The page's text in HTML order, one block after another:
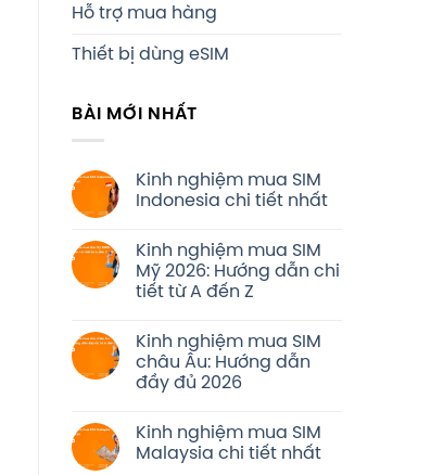
Hỗ trợ mua hàng
Thiết bị dùng eSIM
BÀI MỚI NHẤT
Kinh nghiệm mua SIM
Indonesia chi tiết nhất
Kinh nghiệm mua SIM
Mỹ 2026: Hướng dẫn chi
tiết từ A đến Z
Kinh nghiệm mua SIM
châu Âu: Hướng dẫn
đầy đủ 2026
Kinh nghiệm mua SIM
Malaysia chi tiết nhất